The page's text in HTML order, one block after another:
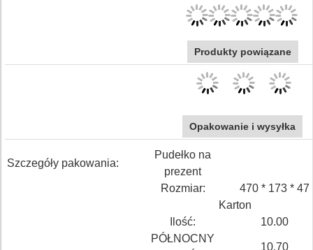
Produkty powiązane
Opakowanie i wysyłka
Szczegóły pakowania:
Pudełko na
prezent
Rozmiar:
470 * 173 * 47
Karton
Ilość:
10.00
PÓŁNOCNY
10.70